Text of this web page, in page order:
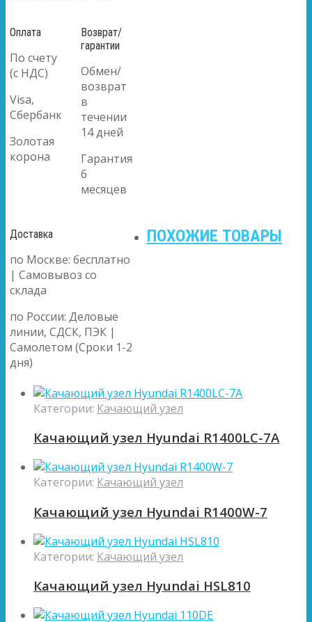
Оплата
По счету
(с НДС)
Visa,
Сбербанк
Золотая
корона
Возврат/
гарантии
Обмен/
возврат
в
течении
14 дней
Гарантия
6
месяцев
Доставка
по Москве: бесплатно
| Самовывоз со
склада
по России: Деловые
линии, СДСК, ПЭК |
Самолетом (Сроки 1-2
дня)
ПОХОЖИЕ ТОВАРЫ
Категории: Качающий узел
Качающий узел Hyundai R1400LC-7A
Категории: Качающий узел
Качающий узел Hyundai R1400W-7
Категории: Качающий узел
Качающий узел Hyundai HSL810